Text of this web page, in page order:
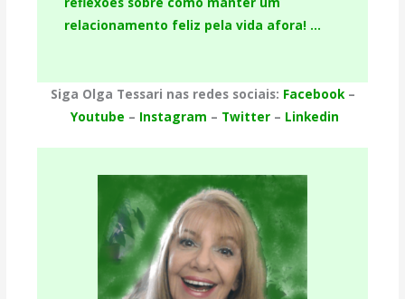
relacionamento feliz pela vida afora! …
Siga Olga Tessari nas redes sociais: Facebook–
Youtube – Instagram – Twitter– Linkedin